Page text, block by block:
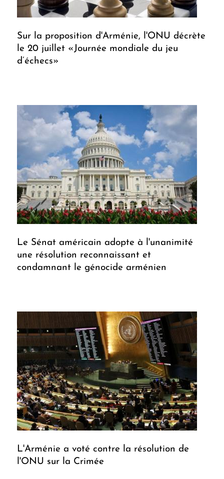
Sur la proposition d'Arménie, l'ONU décrète
le 20 juillet «Journée mondiale du jeu
d’échecs»
Le Sénat américain adopte à l'unanimité
une résolution reconnaissant et
condamnant le génocide arménien
L'Arménie a voté contre la résolution de
l'ONU sur la Crimée